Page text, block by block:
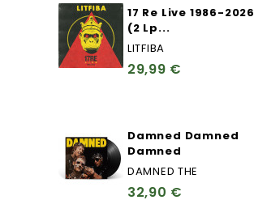
17 Re Live 1986-2026
(2 Lp...
LITFIBA
29,99 €
Damned Damned
Damned
DAMNED THE
32,90 €